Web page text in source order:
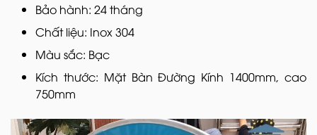
Bảo hành: 24 tháng
Chất liệu: Inox 304
Màu sắc: Bạc
Kích thước: Mặt Bàn Đường Kính 1400mm, cao
750mm